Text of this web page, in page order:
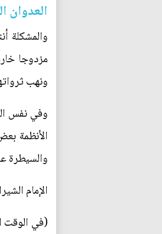
العدوان
والمشكلة
مزدوجا
ونهب
وفي نفس
الأنظمة
والسيطرة
الإمام
(في الوقت